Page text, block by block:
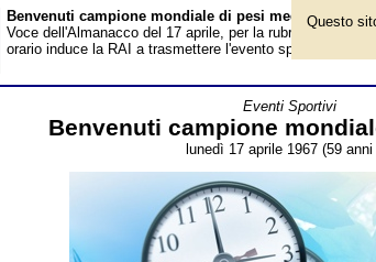
Benvenuti campione mondiale di pesi medi -
Voce dell'Almanacco del 17 aprile, per la rubrica 'Eventi
orario induce la RAI a trasmettere l'evento sportivo in
Eventi Sportivi
Benvenuti campione
lunedì 17 aprile 1967 (59 anni
Questo